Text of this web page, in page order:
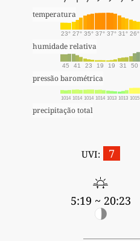
temperatura
23° 27° 35° 37° 37° 31° 26°
humidade relativa
45 41 23 19 19 31 50
pressão barométrica
1014 1014 1014 1014 1013 1013 1015
precipitação total
UVI: 7
5:19 ~ 20:23